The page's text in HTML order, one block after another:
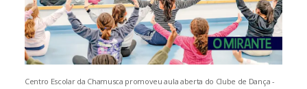
Centro Escolar da Chamusca promoveu aula aberta do Clube de Dança -